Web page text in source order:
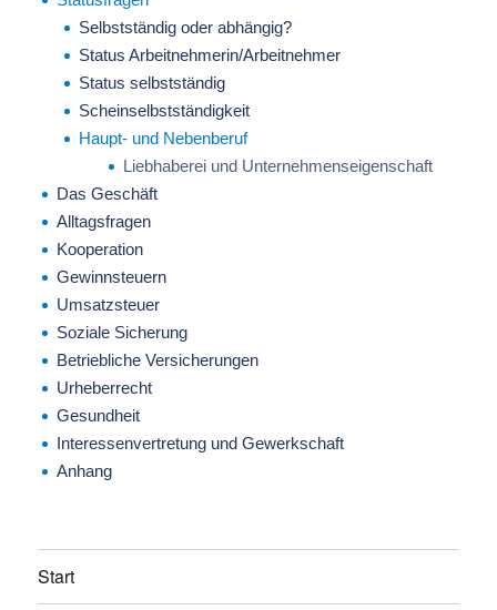
Selbstständig oder abhängig?
Status Arbeitnehmerin/Arbeitnehmer
Status selbstständig
Scheinselbstständigkeit
Haupt- und Nebenberuf
Liebhaberei und Unternehmenseigenschaft
Das Geschäft
Alltagsfragen
Kooperation
Gewinnsteuern
Umsatzsteuer
Soziale Sicherung
Betriebliche Versicherungen
Urheberrecht
Gesundheit
Interessenvertretung und Gewerkschaft
Anhang
Start